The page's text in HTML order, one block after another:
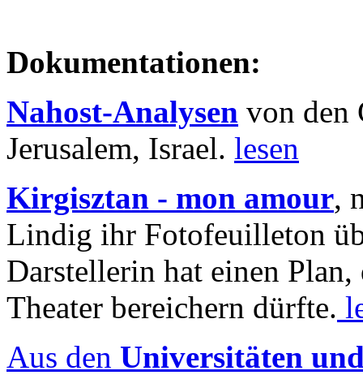
Dokumentationen:
Nahost-Analysen von den
Jerusalem, Israel. lesen
Kirgisztan - mon amour,
Lindig ihr Fotofeuilleton
Darstellerin hat einen Plan,
Theater bereichern dürfte.
Aus den Universitäten